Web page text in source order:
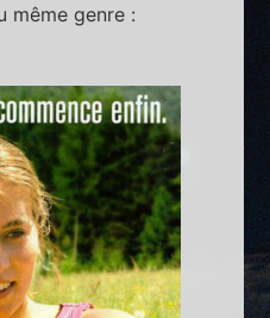
même genre :